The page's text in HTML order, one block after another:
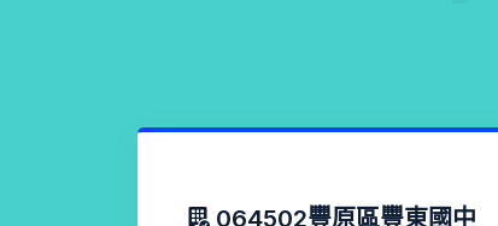
064502豐原區豐東國中